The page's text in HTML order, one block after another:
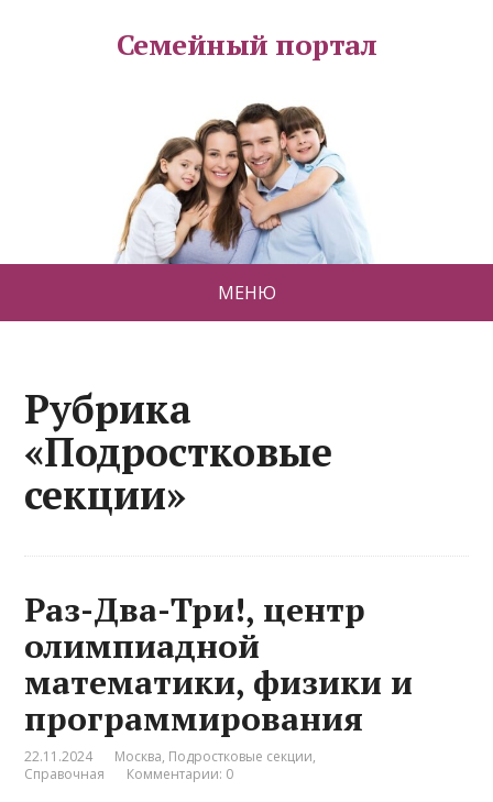
Семейный портал
МЕНЮ
Рубрика
«Подростковые
секции»
Раз-Два-Три!, центр
олимпиадной
математики, физики и
программирования
22.11.2024 Москва, Подростковые секции,
Справочная
Комментарии: 0